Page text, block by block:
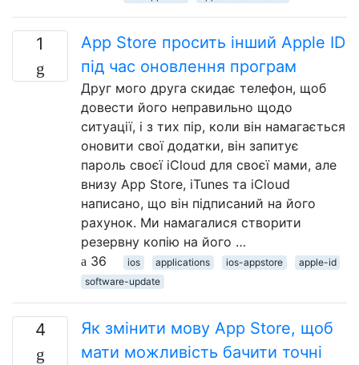
1
App Store просить інший Apple ID
під час оновлення програм
Друг мого друга скидає телефон, щоб
довести його неправильно щодо
ситуації, і з тих пір, коли він намагається
оновити свої додатки, він запитує
пароль своєї iCloud для своєї мами, але
внизу App Store, iTunes та iCloud
написано, що він підписаний на його
рахунок. Ми намагалися створити
резервну копію на його …
36
ios applications ios-appstore
apple-id
software-update
4
Як змінити мову App Store, щоб
мати можливість бачити точні